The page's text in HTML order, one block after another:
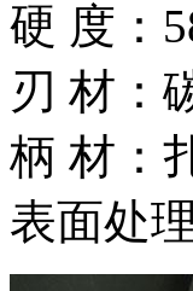
硬 度：
刃 材：
柄 材：
表面处